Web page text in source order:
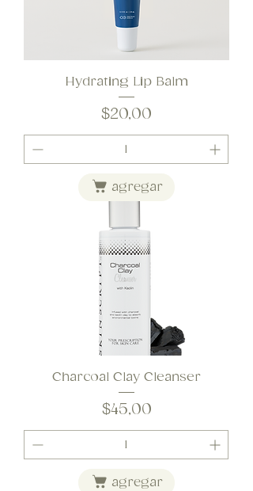
Hydrating Lip Balm
Precio
$20,00
agregar
Charcoal Clay Cleanser
Precio
$45,00
agregar